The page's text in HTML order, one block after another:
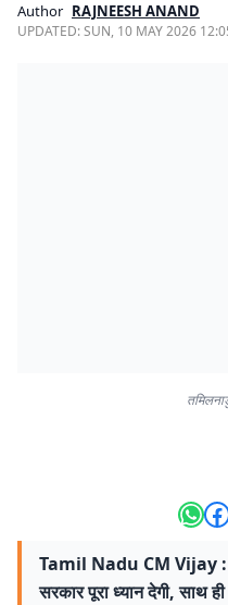
Author RAJNEESH ANAND
UPDATED:SUN, 10 MAY 2026
Tamil Nadu CM Vijay :
सरकार पूरा ध्यान देगी, साथ